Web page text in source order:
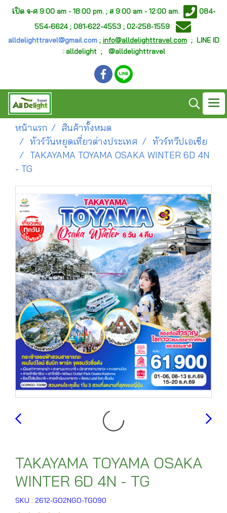
เปิด จ-ศ 9:00 am - 18:00 pm. ; ส 9:00 am - 12:00 am.
084-
554-6624 ; 081-622-4553 ; 02-258-1559
alldelighttravel@gmail.com; info@alldelighttravel.com; LINE ID
: alldelight ; @alldelighttravel
หน้าแรก
สินค้าทั้งหมด
ทัวร์วันหยุดเที่ยวต่างประเทศ
ทัวร์ทวีปเอเชีย
TAKAYAMA TOYAMA OSAKA WINTER 6D 4N
- TG
TAKAYAMA TOYAMA OSAKA
WINTER 6D 4N - TG
SKU : 2612-GO2NGO-TG090